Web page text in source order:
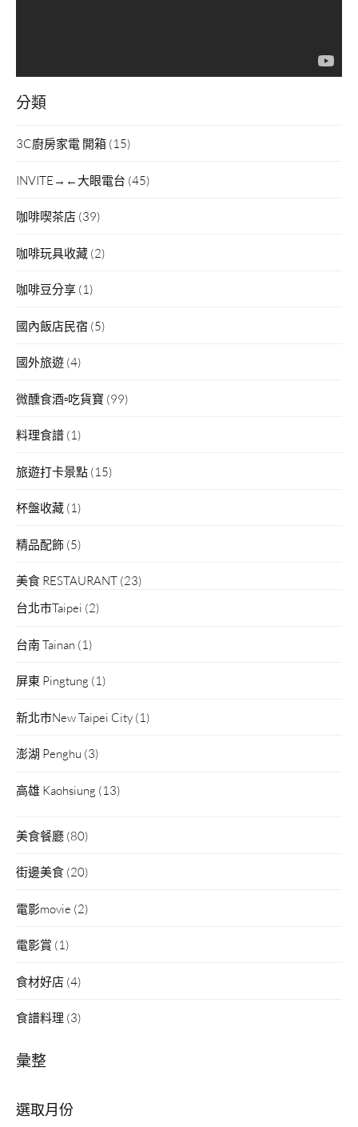
分類
3C廚房家電 開箱 (15)
INVITE→←大眼電台 (45)
咖啡喫茶店 (39)
咖啡玩具收藏 (2)
咖啡豆分享 (1)
國內飯店民宿 (5)
國外旅遊 (4)
微醺食酒▫吃貨寶 (99)
料理食譜 (1)
旅遊打卡景點 (15)
杯盤收藏 (1)
精品配飾 (5)
美食 RESTAURANT (23)
台北市Taipei (2)
台南 Tainan (1)
屏東 Pingtung (1)
新北市New Taipei City (1)
澎湖 Penghu (3)
高雄 Kaohsiung (13)
美食餐廳 (80)
街邊美食 (20)
電影movie (2)
電影賞 (1)
食材好店 (4)
食譜料理 (3)
彙整
整